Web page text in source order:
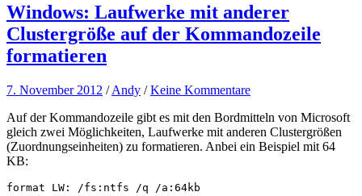
Windows: Laufwerke mit anderer
Clustergröße auf der Kommandozeile
formatieren
7. November 2012 /Andy /Keine Kommentare
Auf der Kommandozeile gibt es mit den Bordmitteln von Microsoft
gleich zwei Möglichkeiten, Laufwerke mit anderen Clustergrößen
(Zuordnungseinheiten) zu formatieren. Anbei ein Beispiel mit 64
KB:
format LW: /fs:ntfs /q /a:64kb